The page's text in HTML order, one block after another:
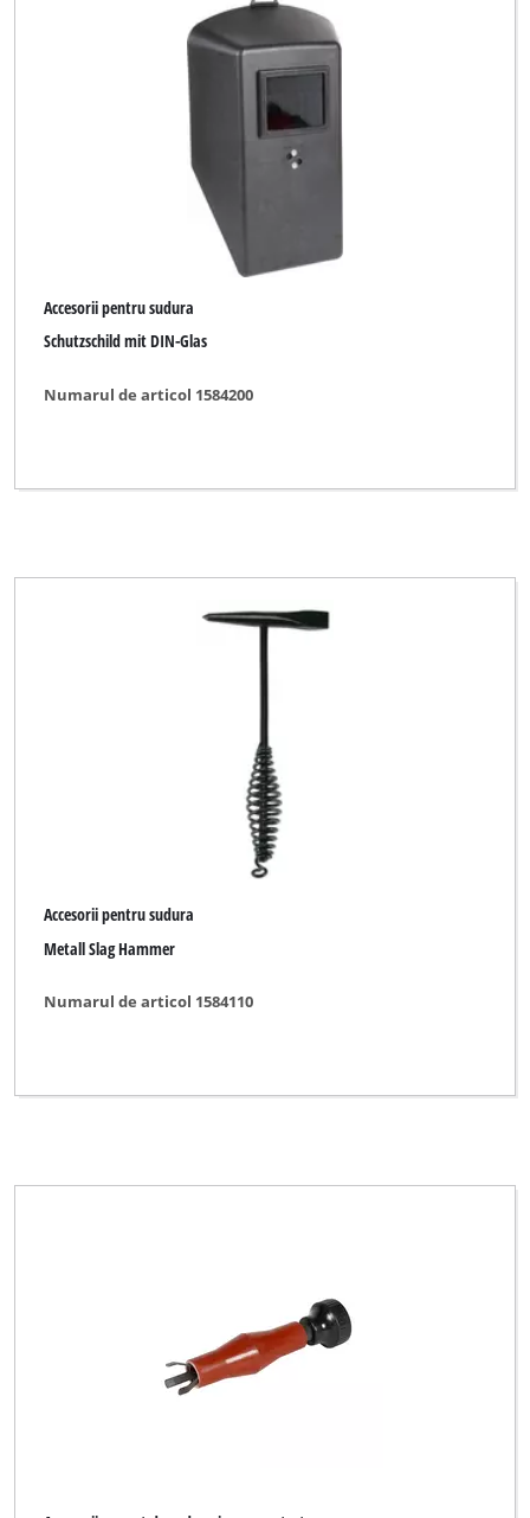
Accesorii pentru sudura
Schutzschild mit DIN-Glas
Numarul de articol 1584200
Accesorii pentru sudura
Metall Slag Hammer
Numarul de articol 1584110